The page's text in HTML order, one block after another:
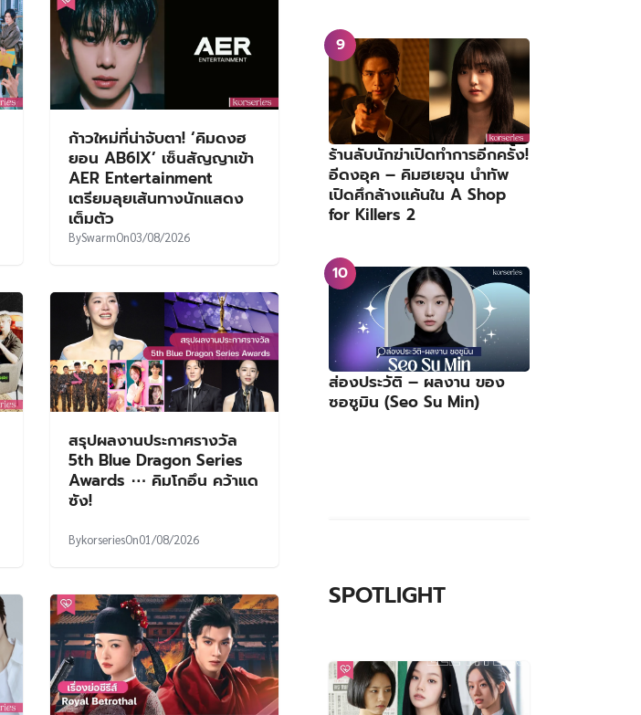
ก้าวใหม่ที่น่าจับตา! ‘คิมดงฮ
ยอน AB6IX’ เซ็นสัญญาเข้า
AER Entertainment
เตรียมลุยเส้นทางนักแสดง
เต็มตัว
BySwarmOn03/08/2026
สรุปผลงานประกาศรางวัล
5th Blue Dragon Series
Awards ⋯ คิมโกอึน คว้าแด
ซัง!
BykorseriesOn01/08/2026
ร้านลับนักฆ่าเปิดทำการอีกครั้ง!
อีดงอุค – คิมฮเยจุน นำทัพ
เปิดศึกล้างแค้นใน A Shop
for Killers 2
ส่องประวัติ – ผลงาน ของ
ซอซูมิน (Seo Su Min)
SPOTLIGHT